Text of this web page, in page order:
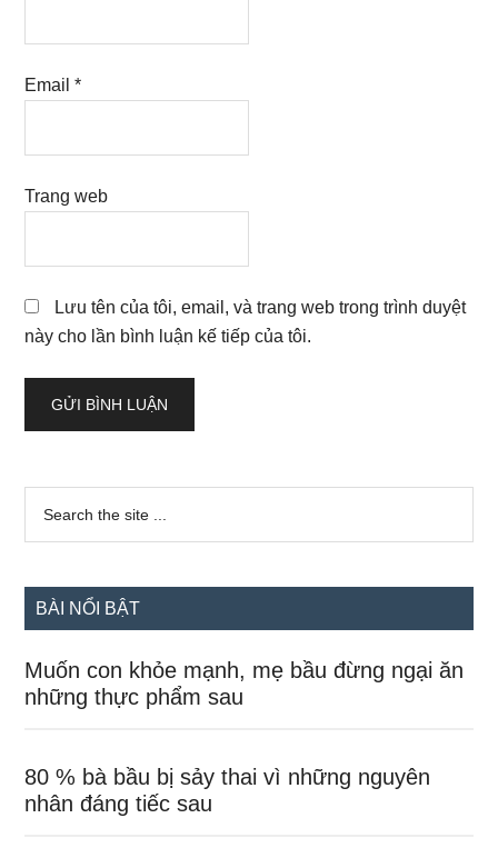
Email*
Trang web
Lưu tên của tôi, email, và trang web trong trình duyệt
này cho lần bình luận kế tiếp của tôi.
Sidebar
chính
...
BÀI NỔI BẬT
Muốn con khỏe mạnh, mẹ bầu đừng ngại ăn
những thực phẩm sau
80 % bà bầu bị sảy thai vì những nguyên
nhân đáng tiếc sau